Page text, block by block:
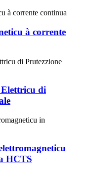
à corrente
di
HCTS